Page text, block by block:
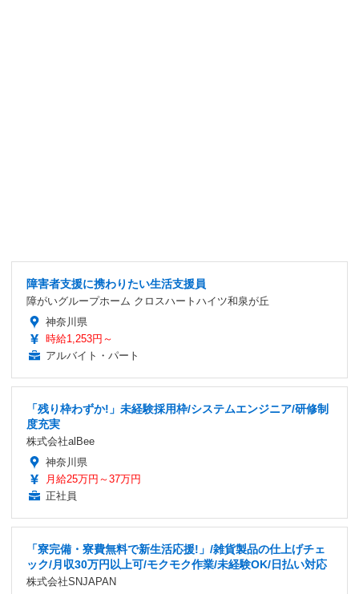
障害者支援に携わりたい生活支援員
障がいグループホーム クロスハートハイツ和泉が丘
神奈川県
時給1,253円～
アルバイト・パート
「残り枠わずか!」未経験採用枠/システムエンジニア/研修制
度充実
株式会社alBee
神奈川県
月給25万円～37万円
正社員
「寮完備・寮費無料で新生活応援!」/雑貨製品の仕上げチェ
ック/月収30万円以上可/モクモク作業/未経験OK/日払い対応
株式会社SNJAPAN